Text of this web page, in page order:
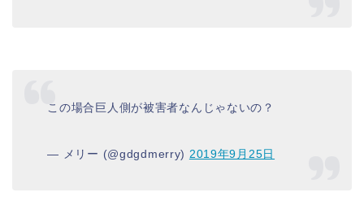
この場合巨人側が被害者なんじゃないの？
— メリー (@gdgdmerry) 2019年9月25日